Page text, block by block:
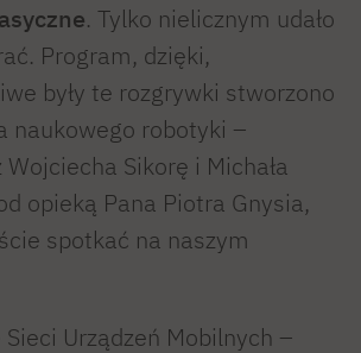
. Tylko nielicznym udało
Program, dzięki,
były te rozgrywki stworzono
naukowego robotyki –
Wojciecha Sikorę i Michała
opieką Pana Piotra Gnysia,
spotkać na naszym
Sieci Urządzeń Mobilnych –